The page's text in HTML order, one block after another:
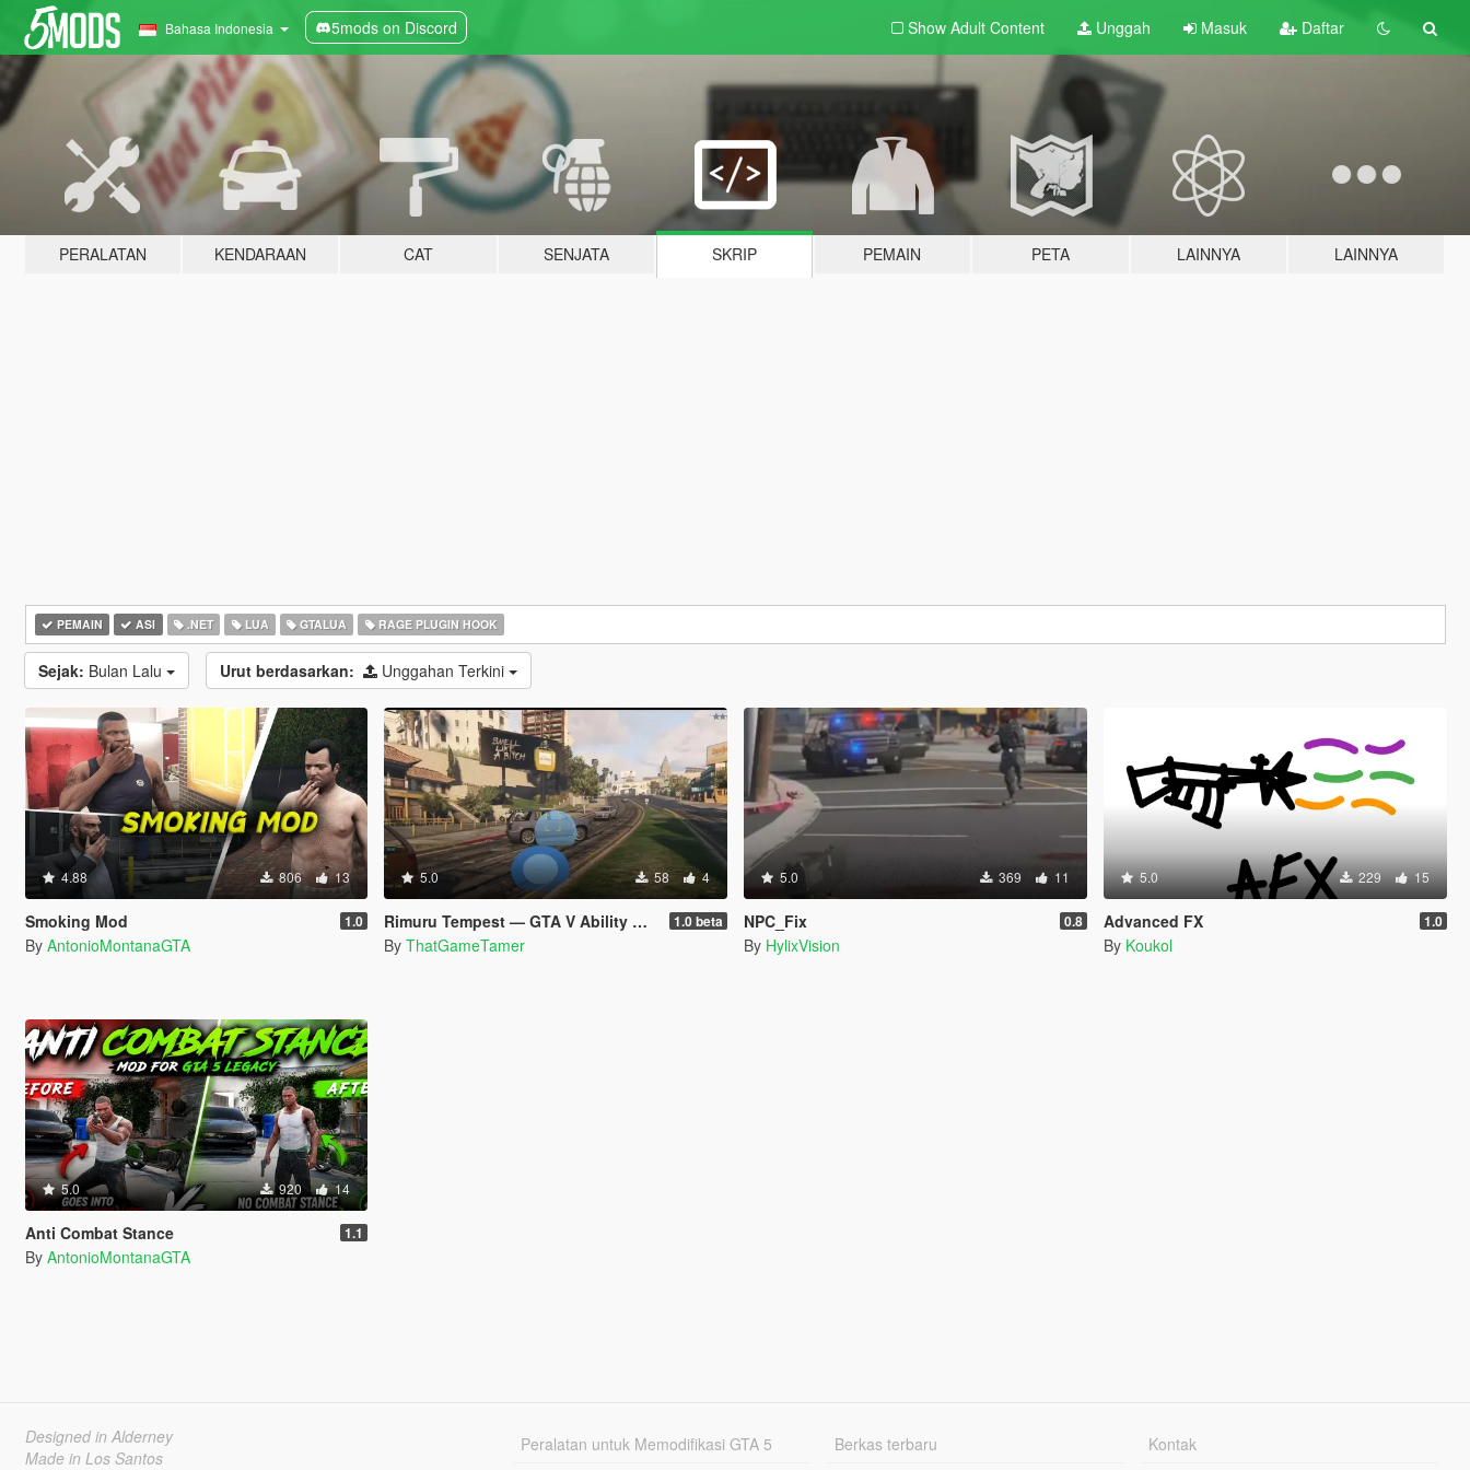
Bahasa Indonesia 5mods on Discord Show Adult Content Unggah Masuk Daftar
PERALATAN KENDARAAN CAT SENJATA SKRIP PEMAIN PETA LAINNYA LAINNYA
PEMAIN ASI .NET LUA GTALUA RAGE PLUGIN HOOK
Sejak: Bulan Lalu Urut berdasarkan: Unggahan Terkini
4.88 806 13
Smoking Mod 1.0
By AntonioMontanaGTA
5.0 58 4
Rimuru Tempest — GTA V Ability Mod beta 1.0 beta
By ThatGameTamer
5.0 369 11
NPC_Fix 0.8
By HylixVision
5.0 229 15
Advanced FX 1.0
By Koukol
5.0 920 14
Anti Combat Stance 1.1
By AntonioMontanaGTA
Designed in Alderney
Made in Los Santos
Peralatan untuk Memodifikasi GTA 5 Berkas terbaru Kontak